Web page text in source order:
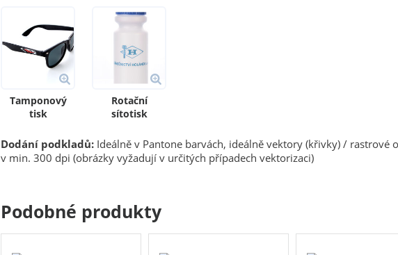
Tamponový
tisk
Rotační
sítotisk
Dodání podkladů: Ideálně v Pantone barvách, ideálně vektory (křivky) / rastrové
v min. 300 dpi (obrázky vyžadují v určitých případech vektorizaci)
Podobné produkty